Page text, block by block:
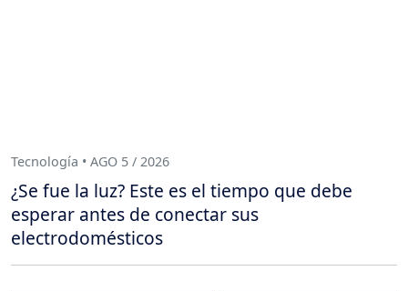
Tecnología • AGO 5 / 2026
¿Se fue la luz? Este es el tiempo que debe
esperar antes de conectar sus
electrodomésticos